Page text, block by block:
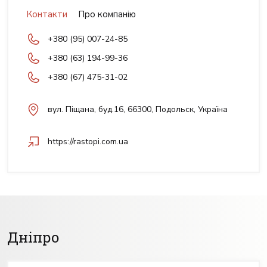
Контакти Про компанію
+380 (95) 007-24-85
+380 (63) 194-99-36
+380 (67) 475-31-02
вул. Піщана, буд.16, 66300, Подольск, Україна
https://rastopi.com.ua
Дніпро